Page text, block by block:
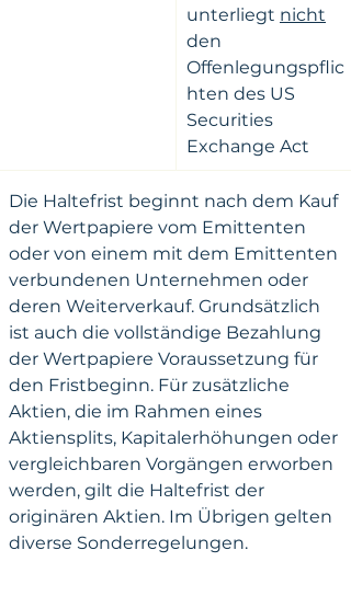
unterliegt nicht
den
Offenlegungspflic
hten des US
Securities
Exchange Act
Die Haltefrist beginnt nach dem Kauf
der Wertpapiere vom Emittenten
oder von einem mit dem Emittenten
verbundenen Unternehmen oder
deren Weiterverkauf. Grundsätzlich
ist auch die vollständige Bezahlung
der Wertpapiere Voraussetzung für
den Fristbeginn. Für zusätzliche
Aktien, die im Rahmen eines
Aktiensplits, Kapitalerhöhungen oder
vergleichbaren Vorgängen erworben
werden, gilt die Haltefrist der
originären Aktien. Im Übrigen gelten
diverse Sonderregelungen.